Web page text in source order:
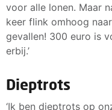
voor alle lonen. Maar
keer flink omhoog
gevallen! 300 euro is
erbij.’
Dieptrots
‘Ik ben dieptrots op